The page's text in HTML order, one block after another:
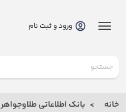
بانک
ورود و ثبت نام
خانه بانک اطلاعاتی طلاوجواهر